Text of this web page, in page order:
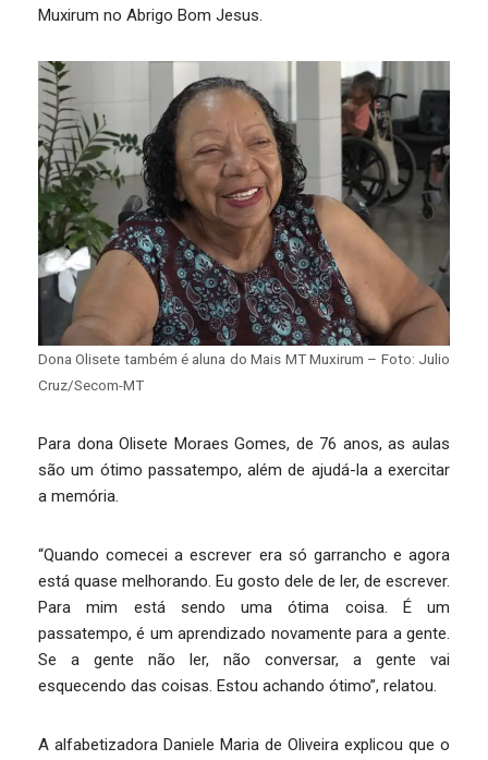
Muxirum no Abrigo Bom Jesus.
Dona Olisete também é aluna do Mais MT Muxirum – Foto: Julio
Cruz/Secom-MT
Para dona Olisete Moraes Gomes, de 76 anos, as aulas
são um ótimo passatempo, além de ajudá-la a exercitar
a memória.
“Quando comecei a escrever era só garrancho e agora
está quase melhorando. Eu gosto dele de ler, de escrever.
Para mim está sendo uma ótima coisa. É um
passatempo, é um aprendizado novamente para a gente.
Se a gente não ler, não conversar, a gente vai
esquecendo das coisas. Estou achando ótimo”, relatou.
A alfabetizadora Daniele Maria de Oliveira explicou que o